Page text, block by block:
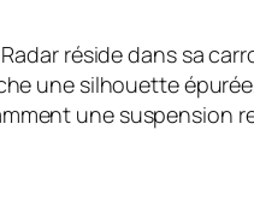
réside dans sa
une silhouette
une suspension